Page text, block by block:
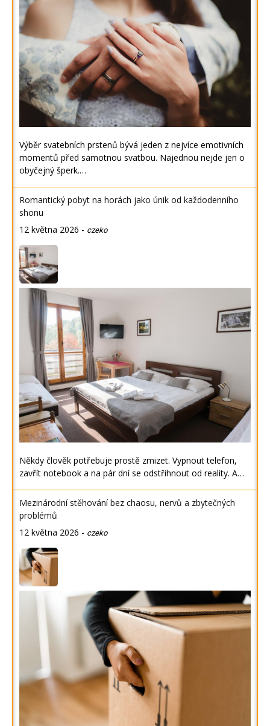
Výběr svatebních prstenů bývá jeden z nejvíce emotivních
momentů před samotnou svatbou. Najednou nejde jen o
obyčejný šperk.…
Romantický pobyt na horách jako únik od každodenního
shonu
12 května 2026 - czeko
Někdy člověk potřebuje prostě zmizet. Vypnout telefon,
zavřít notebook a na pár dní se odstřihnout od reality. A…
Mezinárodní stěhování bez chaosu, nervů a zbytečných
problémů
12 května 2026 - czeko